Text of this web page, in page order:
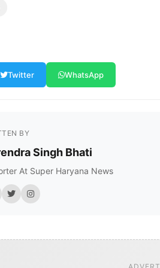
Twitter WhatsApp
BY
Singh Bhati
At Super Haryana News